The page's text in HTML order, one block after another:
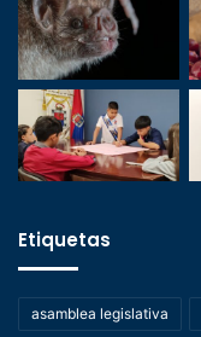
Etiquetas
asamblea legislativa